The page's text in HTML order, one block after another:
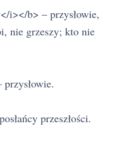
i></b> – przysłowie,
nie grzeszy; kto nie
przeszłości.